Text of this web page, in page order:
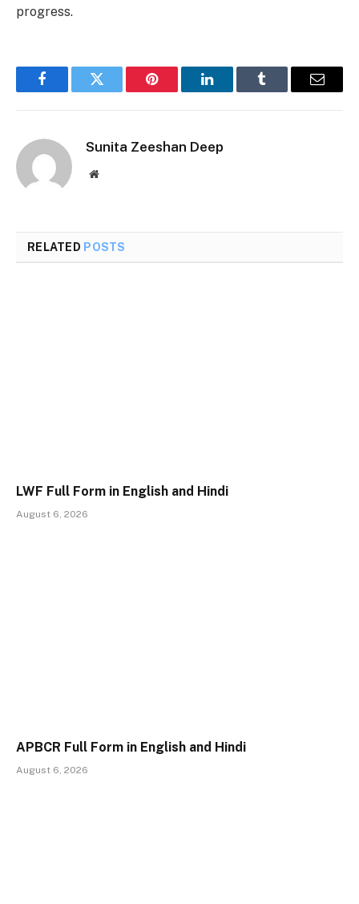
progress.
FacebookTwitter Pinterest LinkedInTumblr Email
Sunita Zeeshan Deep
Website
RELATED POSTS
LWF Full Form in English and Hindi
August 6, 2026
APBCR Full Form in English and Hindi
August 6, 2026